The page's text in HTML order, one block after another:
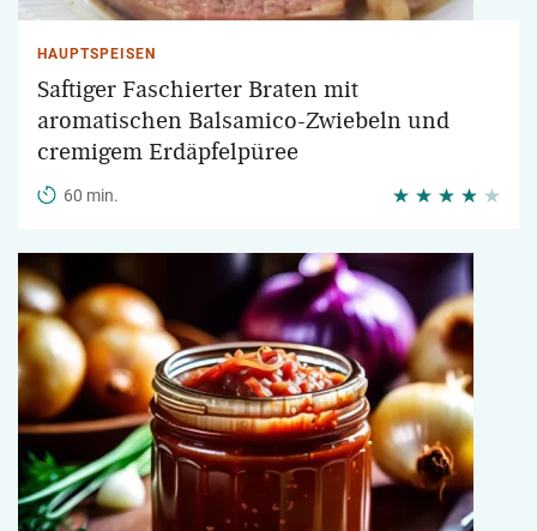
HAUPTSPEISEN
Saftiger Faschierter Braten mit
aromatischen Balsamico-Zwiebeln und
cremigem Erdäpfelpüree
60 min.